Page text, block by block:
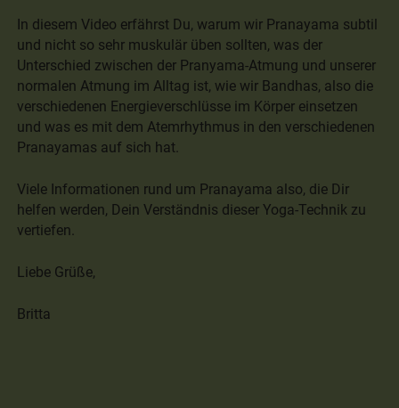
In diesem Video erfährst Du, warum wir Pranayama subtil
und nicht so sehr muskulär üben sollten, was der
Unterschied zwischen der Pranyama-Atmung und unserer
normalen Atmung im Alltag ist, wie wir Bandhas, also die
verschiedenen Energieverschlüsse im Körper einsetzen
und was es mit dem Atemrhythmus in den verschiedenen
Pranayamas auf sich hat.
Viele Informationen rund um Pranayama also, die Dir
helfen werden, Dein Verständnis dieser Yoga-Technik zu
vertiefen.
Liebe Grüße,
Britta